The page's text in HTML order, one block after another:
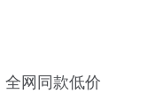
全网同款低价